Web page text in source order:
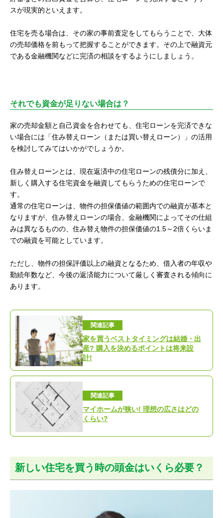
スが現実的といえます。
住宅を売る場合は、その家の事前査定をしてもらうことで、大体
の売却価格を前もって把握することができます。その上で融資元
である金融機関などに完済の相談をするようにしましょう。
それでも資金が足りない場合は？
家の売却金額と自己資金を合わせても、住宅ローンを完済できな
い場合には「住み替えローン（または買い替えローン）」の活用
を検討してみてはいかがでしょうか。
住み替えローンとは、現在返済中の住宅ローンの残債分に加え、
新しく購入する住宅資金を融資してもらうための住宅ローンで
す。
通常の住宅ローンは、物件の担保価値の範囲内での融資が基本と
なりますが、住み替えローンの場合、金融機関によってその仕組
みは異なるものの、住み替え物件の担保価値の1.5～2倍くらいま
での融資を可能としています。
ただし、物件の担保評価以上の融資となるため、借入者の年収や
勤続年数など、今後の返済能力について厳しく審査される傾向に
あります。
関連記事
家を買うベストタイミングは結婚・出
産? 購入を決めるポイントは将来設
計!
関連記事
マイホームが狭い! 理想の広さはどの
くらい?
新しい住宅を買う時の頭金はいくら必要？